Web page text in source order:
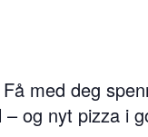
med deg
og nyt pizza i